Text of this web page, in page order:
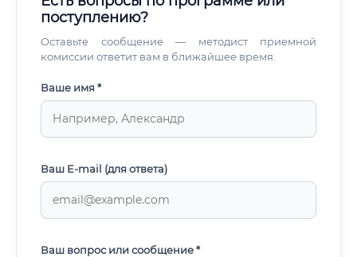
поступлению?
Оставьте сообщение — методист приемной
комиссии ответит вам в ближайшее время.
Ваше имя *
Ваш E-mail (для ответа)
Ваш вопрос или сообщение *